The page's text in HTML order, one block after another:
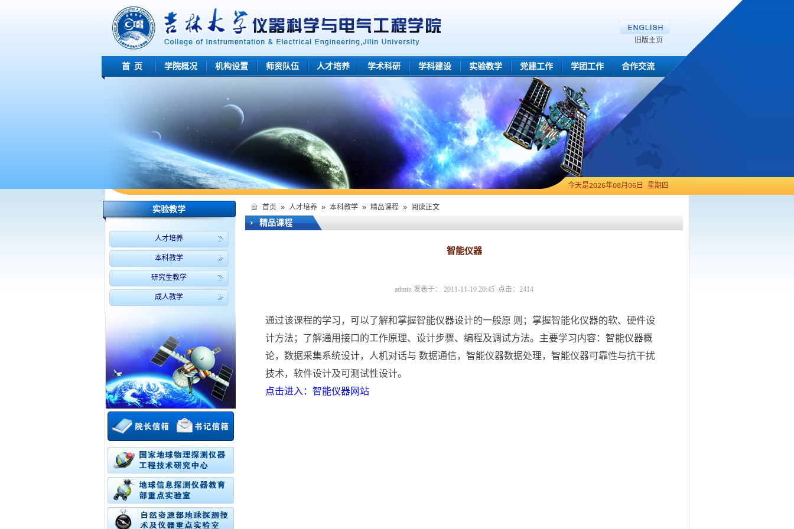
旧版主页
首页 学院概况 机构设置 师资队伍 人才培养 学术科研 学科建设 实验教学 党建工作 学团工作 合作交流
今天是2026年08月06日 星期四
实验教学
人才培养
本科教学
研究生教学
成人教学
首页 » 人才培养 » 本科教学 » 精品课程 » 阅读正文
精品课程
智能仪器
admin 发表于： 2011-11-10 20:45 点击： 2414
通过该课程的学习，可以了解和掌握智能仪器设计的一般原 则；掌握智能化仪器的软、硬件设
计方法；了解通用接口的工作原理、设计步骤、编程及调试方法。主要学习内容：智能仪器概
论，数据采集系统设计，人机对话与 数据通信，智能仪器数据处理，智能仪器可靠性与抗干扰
技术，软件设计及可测试性设计。
点击进入：智能仪器网站